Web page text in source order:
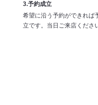
3.予約成立
希望に沿う予約ができれば
立です。当日ご来店くださ